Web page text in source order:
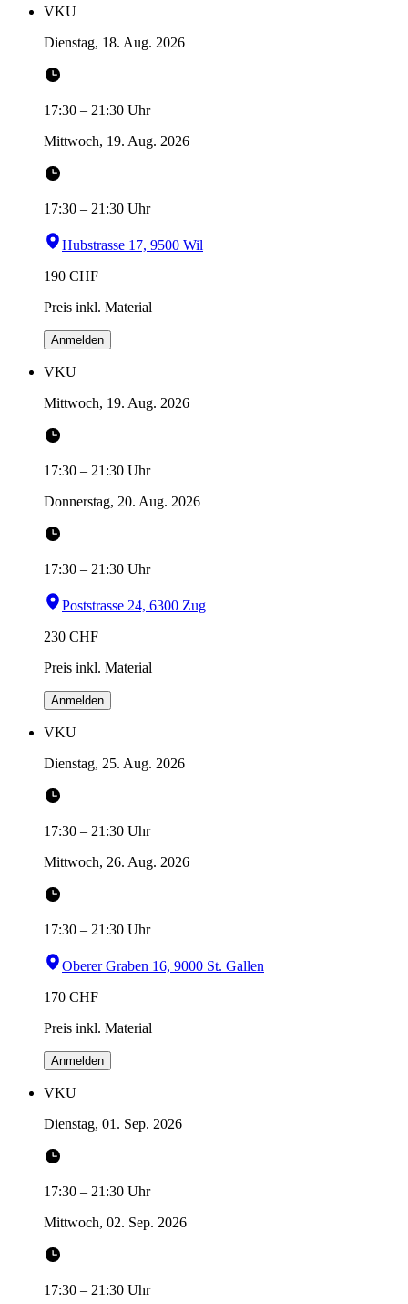
VKU
Dienstag, 18. Aug. 2026
17:30 – 21:30 Uhr
Mittwoch, 19. Aug. 2026
17:30 – 21:30 Uhr
Hubstrasse 17, 9500 Wil
190 CHF
Preis inkl. Material
Anmelden
VKU
Mittwoch, 19. Aug. 2026
17:30 – 21:30 Uhr
Donnerstag, 20. Aug. 2026
17:30 – 21:30 Uhr
Poststrasse 24, 6300 Zug
230 CHF
Preis inkl. Material
Anmelden
VKU
Dienstag, 25. Aug. 2026
17:30 – 21:30 Uhr
Mittwoch, 26. Aug. 2026
17:30 – 21:30 Uhr
Oberer Graben 16, 9000 St. Gallen
170 CHF
Preis inkl. Material
Anmelden
VKU
Dienstag, 01. Sep. 2026
17:30 – 21:30 Uhr
Mittwoch, 02. Sep. 2026
17:30 – 21:30 Uhr